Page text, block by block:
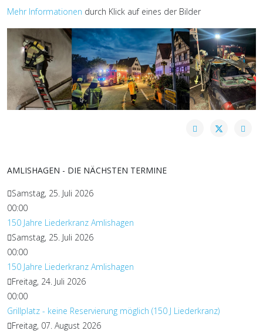
Mehr Informationen durch Klick auf eines der Bilder
AMLISHAGEN - DIE NÄCHSTEN TERMINE
Samstag, 25. Juli 2026
00:00
150 Jahre Liederkranz Amlishagen
Samstag, 25. Juli 2026
00:00
150 Jahre Liederkranz Amlishagen
Freitag, 24. Juli 2026
00:00
Grillplatz - keine Reservierung möglich (150 J Liederkranz)
Freitag, 07. August 2026